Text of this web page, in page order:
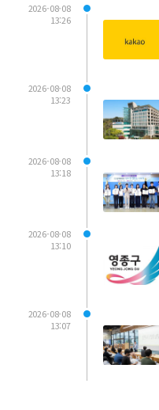
2026-08-08
13:26
2026-08-08
13:23
2026-08-08
13:18
2026-08-08
13:10
2026-08-08
13:07